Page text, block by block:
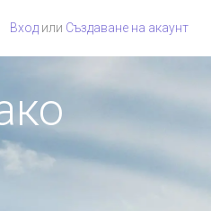
Вход или Създаване на акаунт